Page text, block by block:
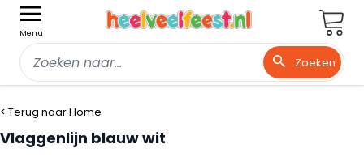
Menu
Zoeken
< Terug naar Home
Vlaggenlijn blauw wit